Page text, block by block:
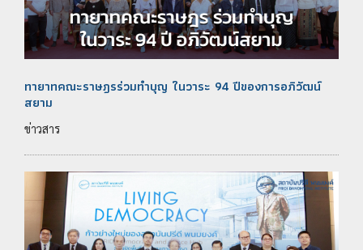
ทายาทคณะราษฎรร่วมทำบุญ ในวาระ 94 ปีของการอภิวัฒน์
สยาม
ข่าวสาร